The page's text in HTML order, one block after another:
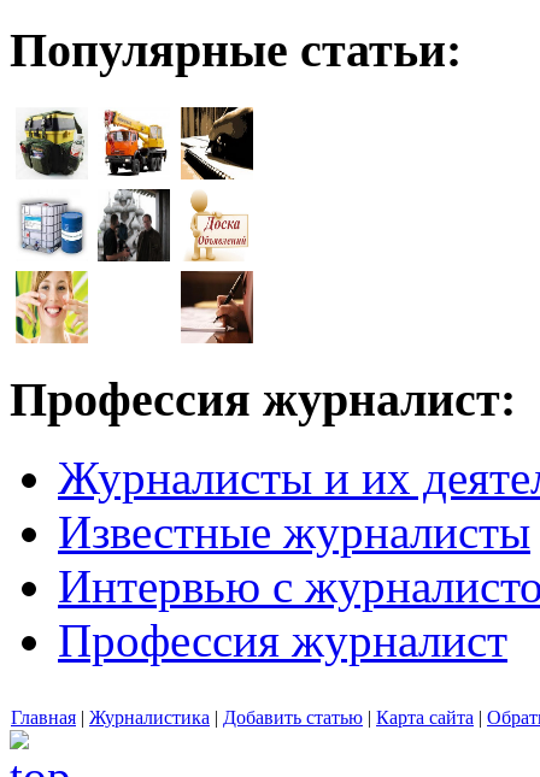
Популярные статьи:
Профессия журналист:
Журналисты и их
Известные журналисты
Интервью с
Профессия журналист
Главная | Журналистика | Добавить статью | Карта сайта |